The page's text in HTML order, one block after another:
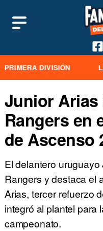
PRIMERA DIVISIÓN
Junior Arias
Rangers en
de Ascenso
El delantero
Rangers y destaca el
Arias, tercer refuerzo
integró al plantel para
campeonato.